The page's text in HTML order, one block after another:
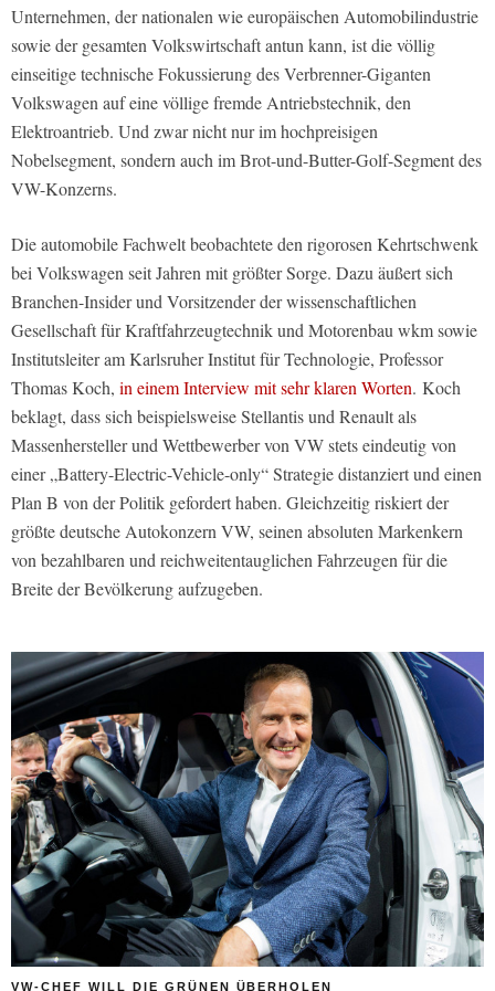
Unternehmen, der nationalen wie europäischen Automobilindustrie
sowie der gesamten Volkswirtschaft antun kann, ist die völlig
einseitige technische Fokussierung des Verbrenner-Giganten
Volkswagen auf eine völlige fremde Antriebstechnik, den
Elektroantrieb. Und zwar nicht nur im hochpreisigen
Nobelsegment, sondern auch im Brot-und-Butter-Golf-Segment des
VW-Konzerns.
Die automobile Fachwelt beobachtete den rigorosen Kehrtschwenk
bei Volkswagen seit Jahren mit größter Sorge. Dazu äußert sich
Branchen-Insider und Vorsitzender der wissenschaftlichen
Gesellschaft für Kraftfahrzeugtechnik und Motorenbau wkm sowie
Institutsleiter am Karlsruher Institut für Technologie, Professor
Thomas Koch, in einem Interview mit sehr klaren Worten. Koch
beklagt, dass sich beispielsweise Stellantis und Renault als
Massenhersteller und Wettbewerber von VW stets eindeutig von
einer „Battery-Electric-Vehicle-only“ Strategie distanziert und einen
Plan B von der Politik gefordert haben. Gleichzeitig riskiert der
größte deutsche Autokonzern VW, seinen absoluten Markenkern
von bezahlbaren und reichweitentauglichen Fahrzeugen für die
Breite der Bevölkerung aufzugeben.
VW-CHEF WILL DIE GRÜNEN ÜBERHOLEN